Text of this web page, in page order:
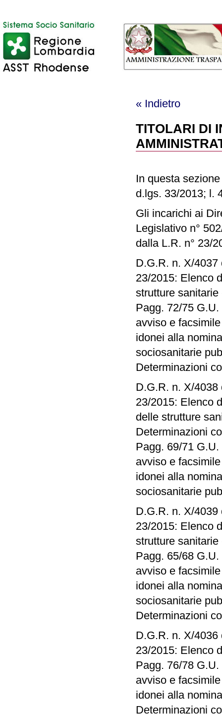
« Indietro
TITOLARI DI
In questa
d.lgs. 33/2013; l.
Gli incarichi ai
Legislativo n°
dalla L.R. n° 23/
D.G.R. n. X/4037
23/2015: Elenco
strutture sanitarie
Pagg. 72/75
avviso e
idonei alla
sociosanitarie
Determinazioni
D.G.R. n. X/4038
23/2015: Elenco
delle strutture
Determinazioni
Pagg. 69/71
avviso e
idonei alla
sociosanitarie
D.G.R. n. X/4039
23/2015: Elenco
strutture
Pagg. 65/68
avviso e
idonei alla
sociosanitarie
Determinazioni
D.G.R. n. X/4036
23/2015: Elenco
Pagg. 76/78
avviso e
idonei alla
Determinazioni